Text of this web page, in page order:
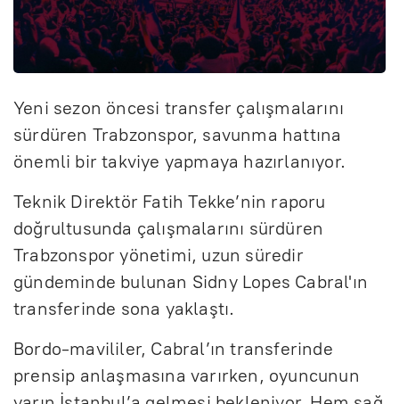
Yeni sezon öncesi transfer çalışmalarını
sürdüren Trabzonspor, savunma hattına
önemli bir takviye yapmaya hazırlanıyor.
Teknik Direktör Fatih Tekke’nin raporu
doğrultusunda çalışmalarını sürdüren
Trabzonspor yönetimi, uzun süredir
gündeminde bulunan Sidny Lopes Cabral'ın
transferinde sona yaklaştı.
Bordo-mavililer, Cabral’ın transferinde
prensip anlaşmasına varırken, oyuncunun